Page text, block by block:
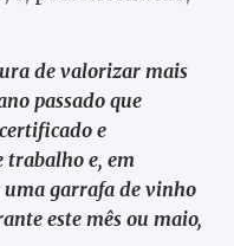
de valorizar mais
passado que
e
trabalho e, em
garrafa de vinho
este mês ou maio,